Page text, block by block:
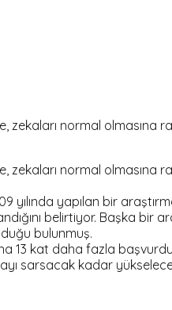
normal olmasına
normal olmasına
yılında yapılan bir
belirtiyor. Başka
bulunmuş.
kat daha fazla
sarsacak kadar